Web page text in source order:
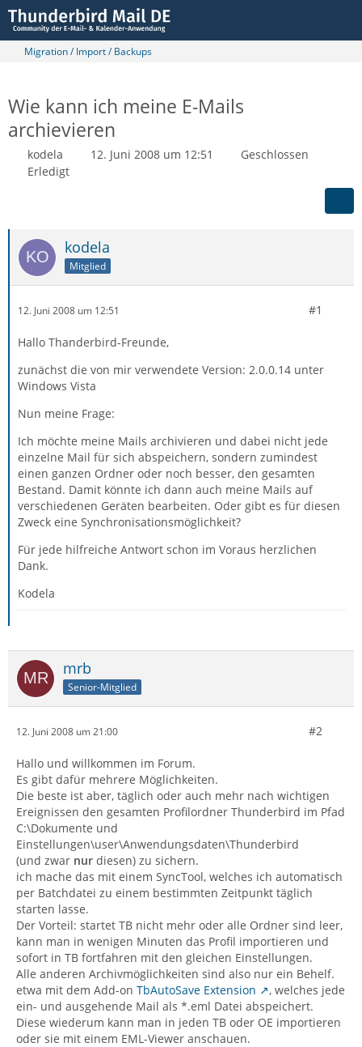
Migration / Import / Backups
Wie kann ich meine E-Mails
archievieren
kodela 12. Juni 2008 um 12:51
Geschlossen
Erledigt
kodela
Mitglied
12. Juni 2008 um 12:51 #1
Hallo Thanderbird-Freunde,
zunächst die von mir verwendete Version: 2.0.0.14 unter
Windows Vista
Nun meine Frage:
Ich möchte meine Mails archivieren und dabei nicht jede
einzelne Mail für sich abspeichern, sondern zumindest
einen ganzen Ordner oder noch besser, den gesamten
Bestand. Damit könnte ich dann auch meine Mails auf
verschiedenen Geräten bearbeiten. Oder gibt es für diesen
Zweck eine Synchronisationsmöglichkeit?
Für jede hilfreiche Antwort schon im Voraus herzlichen
Dank.
Kodela
mrb
Senior-Mitglied
12. Juni 2008 um 21:00 #2
Hallo und willkommen im Forum.
Es gibt dafür mehrere Möglichkeiten.
Die beste ist aber, täglich oder auch mehr nach wichtigen
Ereignissen den gesamten Profilordner Thunderbird im Pfad
C:\Dokumente und
Einstellungen\user\Anwendungsdaten\Thunderbird
(und zwar nur diesen) zu sichern.
ich mache das mit einem SyncTool, welches ich automatisch
per Batchdatei zu einem bestimmten Zeitpunkt täglich
starten lasse.
Der Vorteil: startet TB nicht mehr oder alle Ordner sind leer,
kann man in wenigen Minuten das Profil importieren und
sofort in TB fortfahren mit den gleichen Einstellungen.
Alle anderen Archivmöglichkeiten sind also nur ein Behelf.
etwa mit dem Add-on TbAutoSave Extension
, welches jede
ein- und ausgehende Mail als *.eml Datei abspeichert.
Diese wiederum kann man in jeden TB oder OE importieren
oder sie mit einem EML-Viewer anschauen.